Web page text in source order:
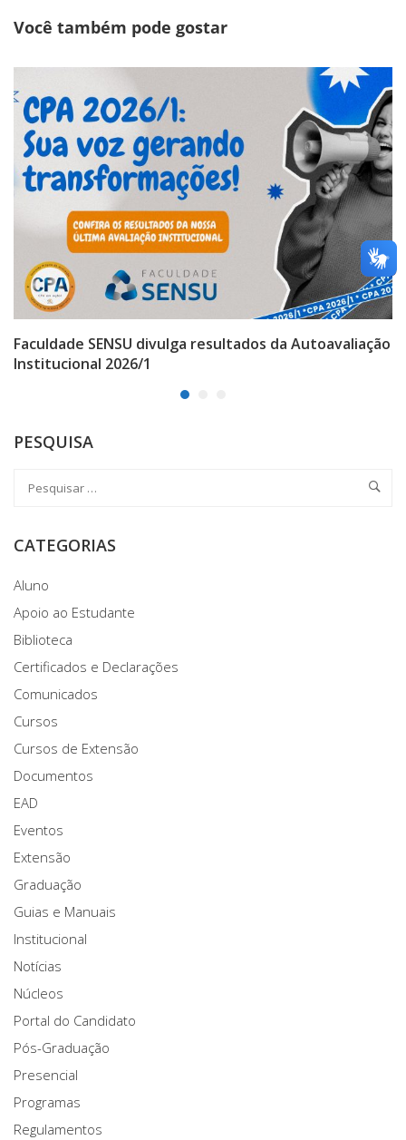
Você também pode gostar
Faculdade SENSU divulga resultados da Autoavaliação
Institucional 2026/1
PESQUISA
CATEGORIAS
Aluno
Apoio ao Estudante
Biblioteca
Certificados e Declarações
Comunicados
Cursos
Cursos de Extensão
Documentos
EAD
Eventos
Extensão
Graduação
Guias e Manuais
Institucional
Notícias
Núcleos
Portal do Candidato
Pós-Graduação
Presencial
Programas
Regulamentos